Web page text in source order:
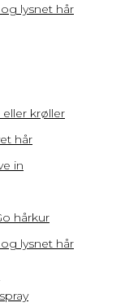
lysnet hår
eller krøller
hår
in
hårkur
lysnet hår